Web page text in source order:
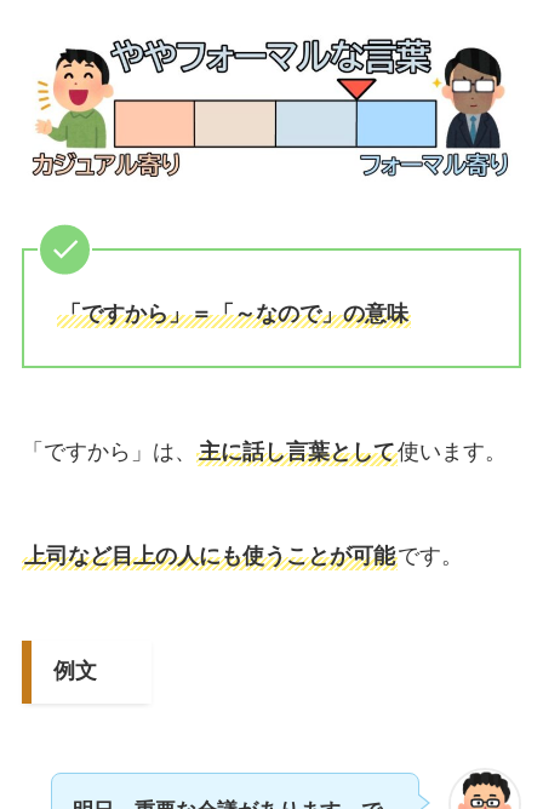
「ですから」＝「～なので」の意味
「ですから」は、 主に話し言葉として使います。
上司など目上の人にも使うことが可能です。
例文